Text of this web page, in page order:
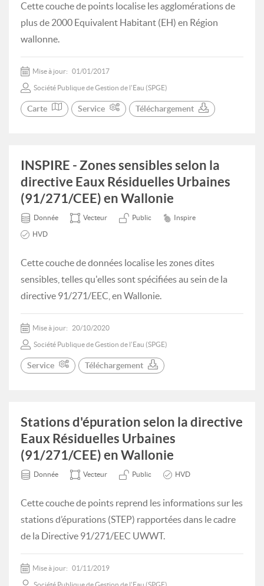
Cette couche de points localise les agglomérations de
plus de 2000 Equivalent Habitant (EH) en Région
wallonne.
Mise à jour: 01/01/2017
Société Publique de Gestion de l'Eau (SPGE)
Carte Service Téléchargement
INSPIRE - Zones sensibles selon la
directive Eaux Résiduelles Urbaines
(91/271/CEE) en Wallonie
Donnée Vecteur Public Inspire
HVD
Cette couche de données localise les zones dites
sensibles, telles qu'elles sont spécifiées au sein de la
directive 91/271/EEC, en Wallonie.
Mise à jour: 20/10/2020
Société Publique de Gestion de l'Eau (SPGE)
Service Téléchargement
Stations d'épuration selon la directive
Eaux Résiduelles Urbaines
(91/271/CEE) en Wallonie
Donnée Vecteur Public HVD
Cette couche de points reprend les informations sur les
stations d’épurations (STEP) rapportées dans le cadre
de la Directive 91/271/EEC UWWT.
Mise à jour: 01/11/2019